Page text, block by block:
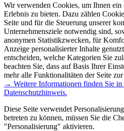
Wir verwenden Cookies, um Ihnen ein
Erlebnis zu bieten. Dazu zählen
Seite und für die Steuerung unserer
Unternehmensziele notwendig sind,
anonymen Statistikzwecken, für
Anzeige personalisierter Inhalte
entscheiden, welche Kategorien Sie
beachten Sie, dass auf Basis Ihrer
mehr alle Funktionalitäten der Seite
→ Weitere Informationen finden Sie in
Datenschutzhinweis.
Diese Seite verwendet
betreten zu können, müssen Sie die
"Personalisierung" aktivieren.